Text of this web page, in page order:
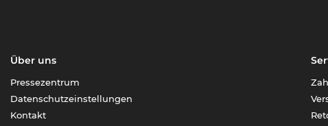
Über uns
Pressezentrum
Datenschutzeinstellungen
Kontakt